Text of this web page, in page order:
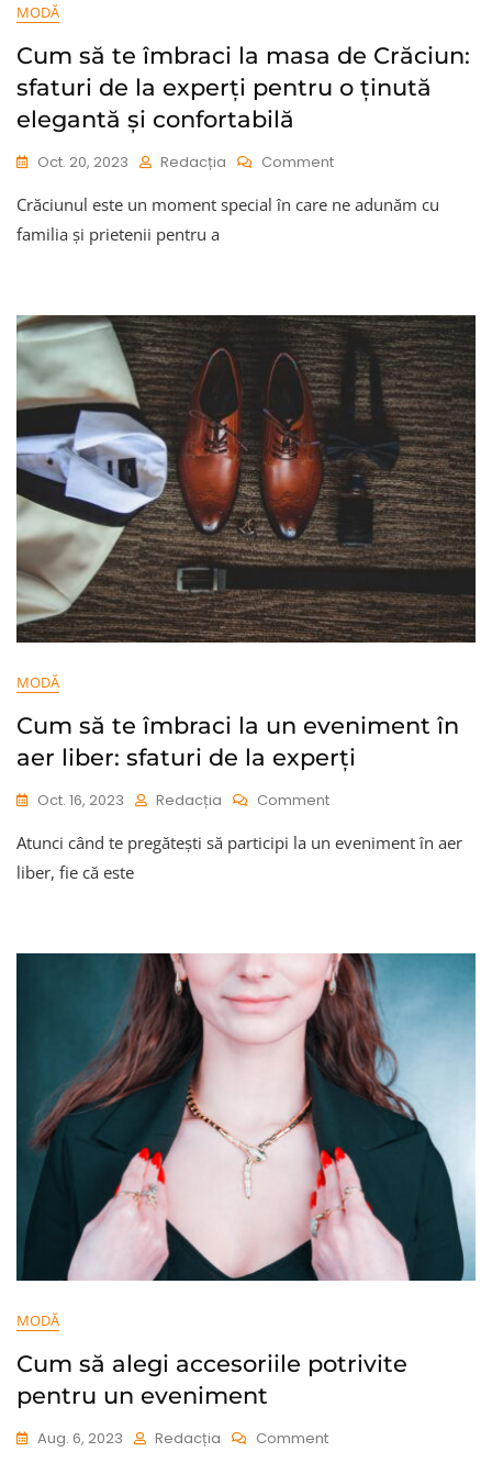
MODĂ
Cum să te îmbraci la masa de Crăciun:
sfaturi de la experți pentru o ținută
elegantă și confortabilă
Oct. 20, 2023 Redacția CommentOn
Să
De
Crăciun:
Sfaturi
De
La
Experți
Pentru
O
Ținută
Elegantă
Și
Confortabilă
Crăciunul este un moment special în care ne adunăm cu
familia și prietenii pentru a
MODĂ
Cum să te îmbraci la un eveniment în
aer liber: sfaturi de la experți
Oct. 16, 2023 Redacția CommentOn
Să
Eveniment
În
Aer
Liber:
Sfaturi
De
La
Experți
Atunci când te pregătești să participi la un eveniment în aer
liber, fie că este
MODĂ
Cum să alegi accesoriile potrivite
pentru un eveniment
Aug. 6, 2023 Redacția CommentOn